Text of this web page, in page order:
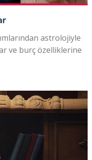
astrolojiyle
ve burç özelliklerine